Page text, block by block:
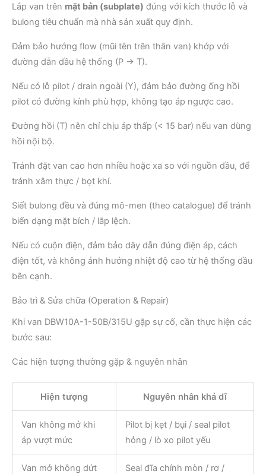
Lắp van trên mặt bản (subplate) đúng với kích thước lỗ và
bulong tiêu chuẩn mà nhà sản xuất quy định.
Đảm bảo hướng flow (mũi tên trên thân van) khớp với
đường dẫn dầu hệ thống (P → T).
Nếu có lỗ pilot / drain ngoài (Y), đảm bảo đường ống hồi
pilot có đường kính phù hợp, không tạo áp ngược cao.
Đường hồi (T) nên chỉ chịu áp thấp (< 15 bar) nếu van dùng
hồi nội bộ.
Tránh đặt van cao hơn nhiều hoặc xa so với nguồn dầu, để
tránh xâm thực / bọt khí.
Siết bulong đều và đúng mô-men (theo catalogue) để tránh
biến dạng mặt bích / lắp lệch.
Nếu có cuộn điện, đảm bảo dây dẫn đúng điện áp, cách
điện tốt, và không ảnh hưởng nhiệt độ cao từ hệ thống dầu
bên cạnh.
Bảo trì & Sửa chữa (Operation & Repair)
Khi van DBW10A-1-50B/315U gặp sự cố, cần thực hiện các
bước sau:
Các hiện tượng thường gặp & nguyên nhân
Hiện tượng Nguyên nhân khả dĩ
Van không mở khi
áp vượt mức
Pilot bị kẹt / bụi / seal pilot
hỏng / lò xo pilot yếu
Van mở không dứt
Seal đĩa chính mòn / rơ /